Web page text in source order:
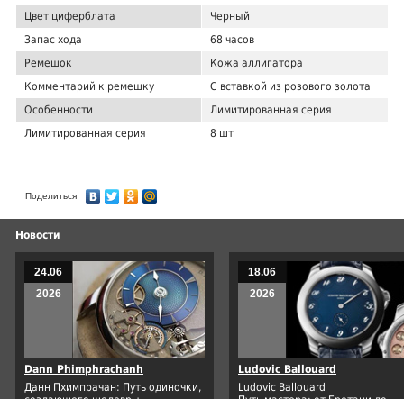
Цвет циферблата
Черный
Запас хода
68 часов
Ремешок
Кожа аллигатора
Комментарий к ремешку
С вставкой из розового золота
Особенности
Лимитированная серия
Лимитированная серия
8 шт
Поделиться
Новости
24.06
2026
Dann Phimphrachanh
Данн Пхимпрачан: Путь одиночки,
18.06
2026
Ludovic Ballouard
Ludovic Ballouard